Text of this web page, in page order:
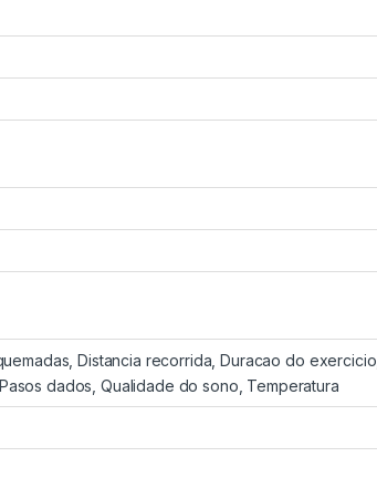
Distancia recorrida, Duracao do exercicio,
dados, Qualidade do sono, Temperatura